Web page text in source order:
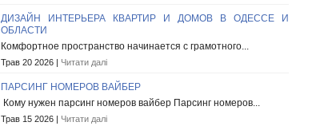
ДИЗАЙН ИНТЕРЬЕРА КВАРТИР И ДОМОВ В ОДЕССЕ И
ОБЛАСТИ
Комфортное пространство начинается с грамотного...
Трав 20 2026 | Читати далі
ПАРСИНГ НОМЕРОВ ВАЙБЕР
Кому нужен парсинг номеров вайбер Парсинг номеров...
Трав 15 2026 | Читати далі